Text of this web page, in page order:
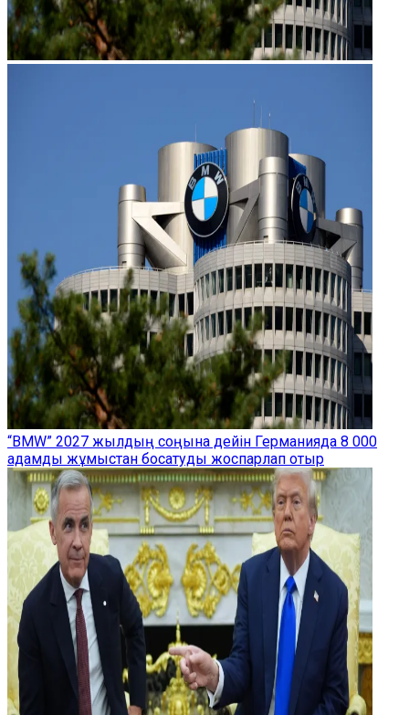
“BMW” 2027 жылдың соңына дейін Германияда 8 000
адамды жұмыстан босатуды жоспарлап отыр